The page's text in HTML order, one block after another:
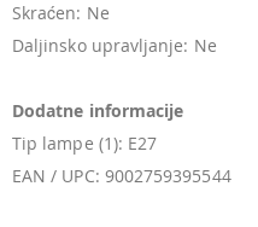
Skraćen: Ne
Daljinsko upravljanje: Ne
Dodatne informacije
Tip lampe (1): E27
EAN / UPC: 9002759395544